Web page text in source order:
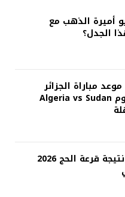
أميرة الذهب مع
الجدل؟
مباراة الجزائر
والسودان اليوم Algeria vs Sudan
الاستعلام عن نتيجة قرعة الحج 2026